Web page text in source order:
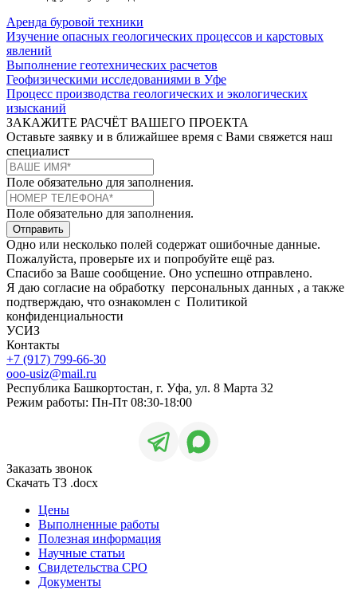
Аренда буровой техники
Изучение опасных геологических процессов и карстовых
явлений
Выполнение геотехнических расчетов
Геофизическими исследованиями в Уфе
Процесс производства геологических и экологических
изысканий
ЗАКАЖИТЕ РАСЧЁТ ВАШЕГО ПРОЕКТА
Оставьте заявку и в ближайшее время с Вами свяжется наш
специалист
Поле обязательно для заполнения.
Поле обязательно для заполнения.
Отправить
Одно или несколько полей содержат ошибочные данные.
Пожалуйста, проверьте их и попробуйте ещё раз.
Спасибо за Ваше сообщение. Оно успешно отправлено.
Я даю согласие на обработку персональных данных , а также
подтверждаю, что ознакомлен с Политикой
конфиденциальности
УСИЗ
Контакты
+7 (917) 799-66-30
ooo-usiz@mail.ru
Республика Башкортостан, г. Уфа, ул. 8 Марта 32
Режим работы: Пн-Пт 08:30-18:00
Заказать звонок
Скачать ТЗ .docx
Цены
Выполненные работы
Полезная информация
Научные статьи
Свидетельства СРО
Документы